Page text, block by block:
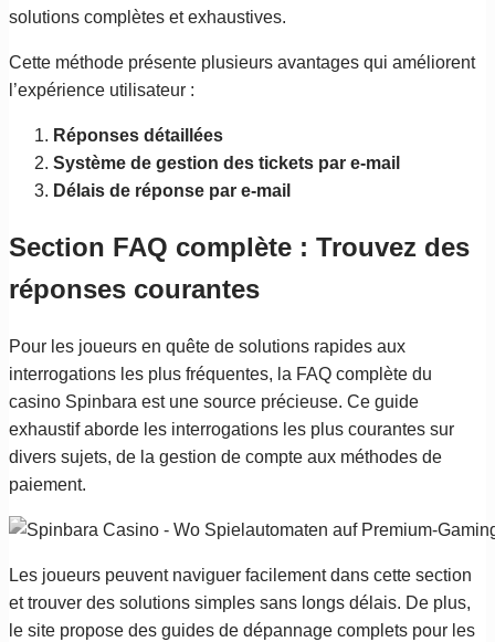
solutions complètes et exhaustives.
Cette méthode présente plusieurs avantages qui améliorent
l’expérience utilisateur :
Réponses détaillées
Système de gestion des tickets par e-mail
Délais de réponse par e-mail
Section FAQ complète : Trouvez des
réponses courantes
Pour les joueurs en quête de solutions rapides aux
interrogations les plus fréquentes, la FAQ complète du
casino Spinbara est une source précieuse. Ce guide
exhaustif aborde les interrogations les plus courantes sur
divers sujets, de la gestion de compte aux méthodes de
paiement.
Les joueurs peuvent naviguer facilement dans cette section
et trouver des solutions simples sans longs délais. De plus,
le site propose des guides de dépannage complets pour les